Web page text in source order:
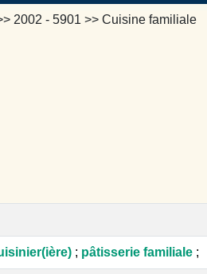
2002 - 5901 >> Cuisine familiale
; pâtisserie familiale ;